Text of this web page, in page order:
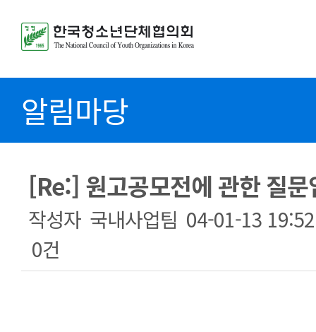
알림마당
[Re:] 원고공모전에 관한 질
작성자 국내사업팀 04-01-13 19:52
0건